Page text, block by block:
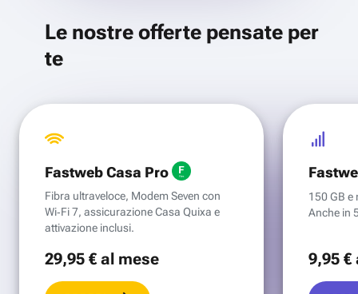
Le nostre offerte pensate per
te
Fastweb Casa Pro
Fibra ultraveloce, Modem Seven con
Wi‑Fi 7, assicurazione Casa Quixa e
attivazione inclusi.
29,95 €al mese
150 GB e
Anche in
9,95 €